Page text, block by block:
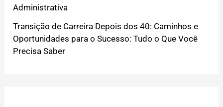
Administrativa
Transição de Carreira Depois dos 40: Caminhos e
Oportunidades para o Sucesso: Tudo o Que Você
Precisa Saber